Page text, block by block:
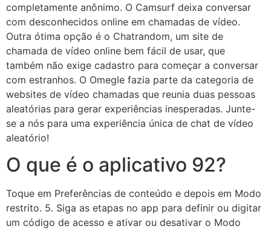
completamente anônimo. O Camsurf deixa conversar
com desconhecidos online em chamadas de vídeo.
Outra ótima opção é o Chatrandom, um site de
chamada de vídeo online bem fácil de usar, que
também não exige cadastro para começar a conversar
com estranhos. O Omegle fazia parte da categoria de
websites de vídeo chamadas que reunia duas pessoas
aleatórias para gerar experiências inesperadas. Junte-
se a nós para uma experiência única de chat de vídeo
aleatório!
O que é o aplicativo 92?
Toque em Preferências de conteúdo e depois em Modo
restrito. 5. Siga as etapas no app para definir ou digitar
um código de acesso e ativar ou desativar o Modo